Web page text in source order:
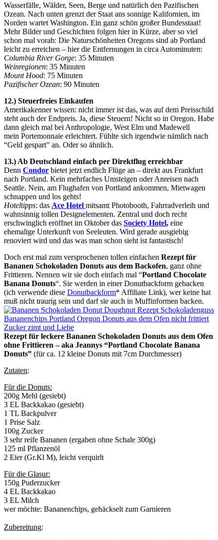
Wasserfälle, Wälder, Seen, Berge und natürlich den Pazifischen
Ozean. Nach unten grenzt der Staat ans sonnige Kalifornien, im
Norden wartet Washington. Ein ganz schön großer Bundesstaat!
Mehr Bilder und Geschichten folgen hier in Kürze, aber so viel
schon mal vorab: Die Naturschönheiten Oregons sind ab Portland
leicht zu erreichen – hier die Entfernungen in circa Autominuten:
Columbia River Gorge: 35 Minuten
Weinregionen: 35 Minuten
Mount Hood: 75 Minuten
Pazifischer Ozean: 90 Minuten
12.) Steuerfreies Einkaufen
Amerikakenner wissen: nicht immer ist das, was auf dem Preisschild
steht auch der Endpreis. Ja, diese Steuern! Nicht so in Oregon. Habe
dann gleich mal bei Anthropologie, West Elm und Madewell
mein Portemonnaie erleichtert. Fühlte sich irgendwie nämlich nach
“Geld gespart” an. Oder so ähnlich.
13.) Ab Deutschland einfach per Direktflug erreichbar
Denn Condor bietet jetzt endlich Flüge an – direkt aus Frankfurt
nach Portland. Kein mehrfaches Umsteigen oder Anreisen nach
Seattle. Nein, am Flughafen von Portland ankommen, Mietwagen
schnappen und los gehts!
Hoteltipps: das Ace Hotel mitsamt Photobooth, Fahrradverleih und
wahnsinnig tollen Designelementen. Zentral und doch recht
erschwinglich eröffnet im Oktober das Society Hotel, eine
ehemalige Unterkunft von Seeleuten. Wird gerade ausgiebig
renoviert wird und das was man schon sieht ist fantastisch!
Doch erst mal zum versprochenen tollen einfachen Rezept für
Bananen Schokoladen Donuts aus dem Backofen, ganz ohne
Frittieren. Nennen wir sie doch einfach mal “Portland Chocolate
Banana Donuts“. Sie werden in einer Donutbackform gebacken
(ich verwende diese Donutbackform* Affiliate Link), wer keine hat
muß nicht traurig sein und darf sie auch in Muffinformen backen.
Rezept für leckere Bananen Schokoladen Donuts aus dem Ofen
ohne Frittieren – aka Jeannys “Portland Chocolate Banana
Donuts” (für ca. 12 kleine Donuts mit 7cm Durchmesser)
Zutaten:
Für die Donuts:
200g Mehl (gesiebt)
3 EL Backkakao (gesiebt)
1 TL Backpulver
1 Prise Salz
100g Zucker
3 sehr reife Bananen (ergaben ohne Schale 300g)
125 ml Pflanzenöl
2 Eier (Gr.Kl M), leicht verquirlt
Für die Glasur:
150g Puderzucker
4 EL Backkakao
3 EL Milch
wer möchte: Bananenchips, gehäckselt zum Garnieren
Zubereitung: